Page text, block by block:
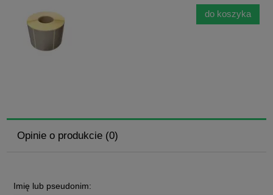
do koszyka
Opinie o produkcie (0)
Imię lub pseudonim: